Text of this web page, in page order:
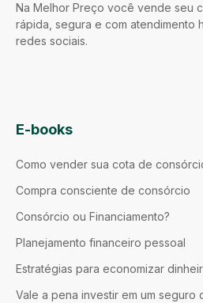
Na Melhor Preço você vende seu
rápida, segura e com atendimento
redes sociais.
E-books
Como vender sua cota de
Compra consciente de consórcio
Consórcio ou Financiamento?
Planejamento financeiro pessoal
Estratégias para economizar
Vale a pena investir em um seguro